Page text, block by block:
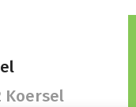
Koersel